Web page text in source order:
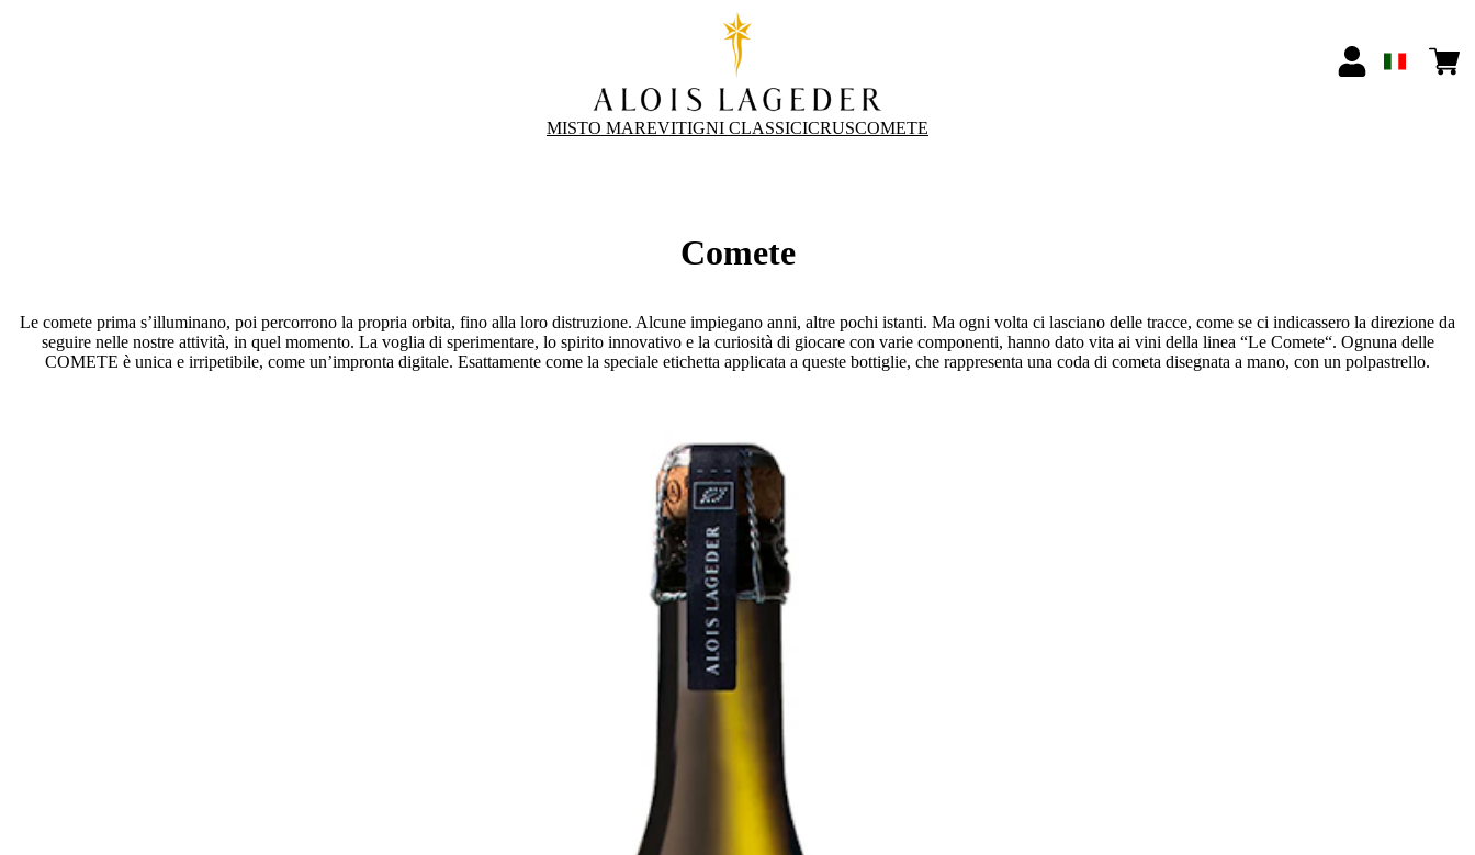
MISTO MAREVITIGNI CLASSICICRUSCOMETE
Comete
Le comete prima s’illuminano, poi percorrono la propria orbita, fino alla loro distruzione. Alcune impiegano anni, altre pochi istanti. Ma ogni volta ci lasciano delle tracce, come se ci indicassero la direzione da
seguire nelle nostre attività, in quel momento. La voglia di sperimentare, lo spirito innovativo e la curiosità di giocare con varie componenti, hanno dato vita ai vini della linea “Le Comete“. Ognuna delle
COMETE è unica e irripetibile, come un’impronta digitale. Esattamente come la speciale etichetta applicata a queste bottiglie, che rappresenta una coda di cometa disegnata a mano, con un polpastrello.